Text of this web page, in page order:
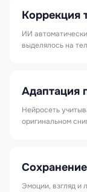
Коррекция
ИИ
выделялось на
Адаптация
Нейросеть
оригинальном
Эмоции, взгляд и